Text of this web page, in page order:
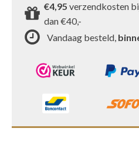
€4,95 verzendkosten
dan €40,-
Vandaag besteld,